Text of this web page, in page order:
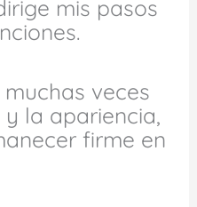
mis pasos
veces
la apariencia,
firme en